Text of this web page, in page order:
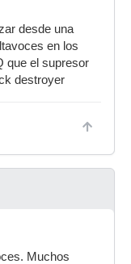
desde una
en los
que el supresor
destroyer
Muchos